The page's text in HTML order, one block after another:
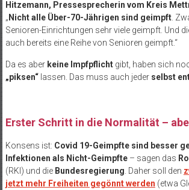
Hitzemann, Pressesprecherin vom Kreis
„Nicht alle Über-70-Jährigen sind geimpft.
Senioren-Einrichtungen sehr viele geimpft. Und
auch bereits eine Reihe von Senioren geimpft.“
Da es aber keine Impfpflichtgibt, haben sich
„piksen“lassen. Das muss auch jeder selbst
Erster Schritt in die Normalität –
Konsens ist: Covid 19-Geimpfte sind besser
Infektionen als Nicht-Geimpfte– sagen das
(RKI) und die Bundesregierung . Daher soll den
jetzt mehr Freiheiten gegönnt werden (etwa